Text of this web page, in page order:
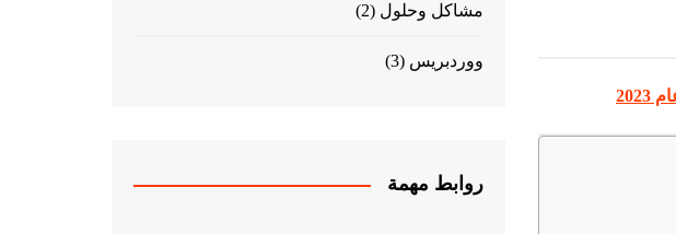
مشاكل وحلول (2)
ووردبريس (3)
روابط مهمة